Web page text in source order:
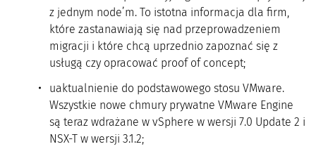
z jednym node’m. To istotna informacja dla firm,
które zastanawiają się nad przeprowadzeniem
migracji i które chcą uprzednio zapoznać się z
usługą czy opracować proof of concept;
uaktualnienie do podstawowego stosu VMware.
Wszystkie nowe chmury prywatne VMware Engine
są teraz wdrażane w vSphere w wersji 7.0 Update 2 i
NSX-T w wersji 3.1.2;